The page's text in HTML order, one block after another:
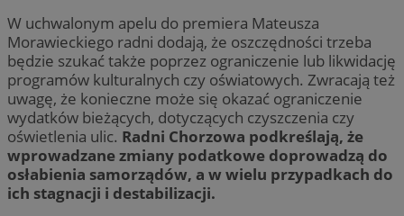
W uchwalonym apelu do premiera Mateusza
Morawieckiego radni dodają, że oszczędności trzeba
będzie szukać także poprzez ograniczenie lub likwidację
programów kulturalnych czy oświatowych. Zwracają też
uwagę, że konieczne może się okazać ograniczenie
wydatków bieżących, dotyczących czyszczenia czy
oświetlenia ulic. Radni Chorzowa podkreślają, że
wprowadzane zmiany podatkowe doprowadzą do
osłabienia samorządów, a w wielu przypadkach do
ich stagnacji i destabilizacji.